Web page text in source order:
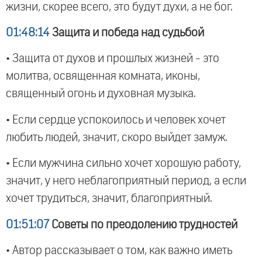
жизни, скорее всего, это будут духи, а не бог.
01:48:14 Защита и победа над судьбой
• Защита от духов и прошлых жизней - это
молитва, освященная комната, иконы,
священный огонь и духовная музыка.
• Если сердце успокоилось и человек хочет
любить людей, значит, скоро выйдет замуж.
• Если мужчина сильно хочет хорошую работу,
значит, у него неблагоприятный период, а если
хочет трудиться, значит, благоприятный.
01:51:07 Советы по преодолению трудностей
• Автор рассказывает о том, как важно иметь